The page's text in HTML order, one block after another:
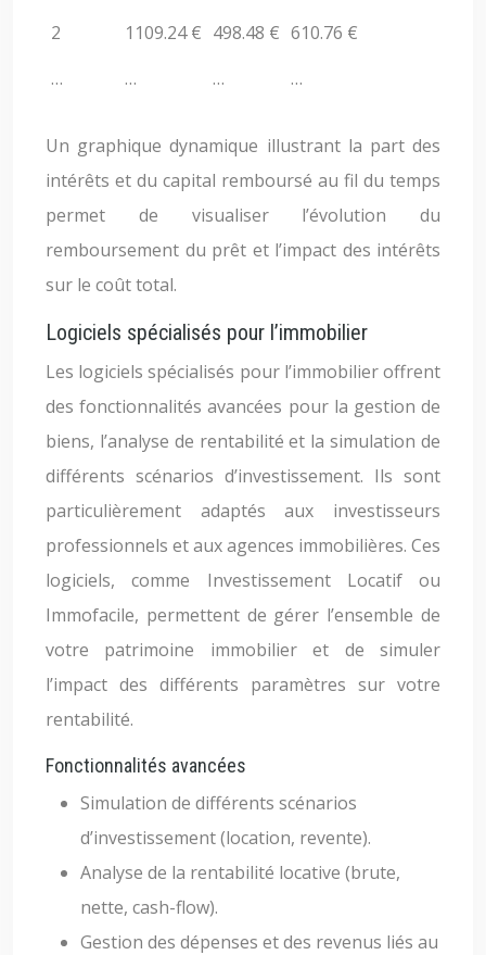
2
1109.24 € 498.48 € 610.76 €
…
… … …
Un graphique dynamique illustrant la part des
intérêts et du capital remboursé au fil du temps
permet de visualiser l’évolution du
remboursement du prêt et l’impact des intérêts
sur le coût total.
Logiciels spécialisés pour l’immobilier
Les logiciels spécialisés pour l’immobilier offrent
des fonctionnalités avancées pour la gestion de
biens, l’analyse de rentabilité et la simulation de
différents scénarios d’investissement. Ils sont
particulièrement adaptés aux investisseurs
professionnels et aux agences immobilières. Ces
logiciels, comme Investissement Locatif ou
Immofacile, permettent de gérer l’ensemble de
votre patrimoine immobilier et de simuler
l’impact des différents paramètres sur votre
rentabilité.
Fonctionnalités avancées
Simulation de différents scénarios
d’investissement (location, revente).
Analyse de la rentabilité locative (brute,
nette, cash-flow).
Gestion des dépenses et des revenus liés au